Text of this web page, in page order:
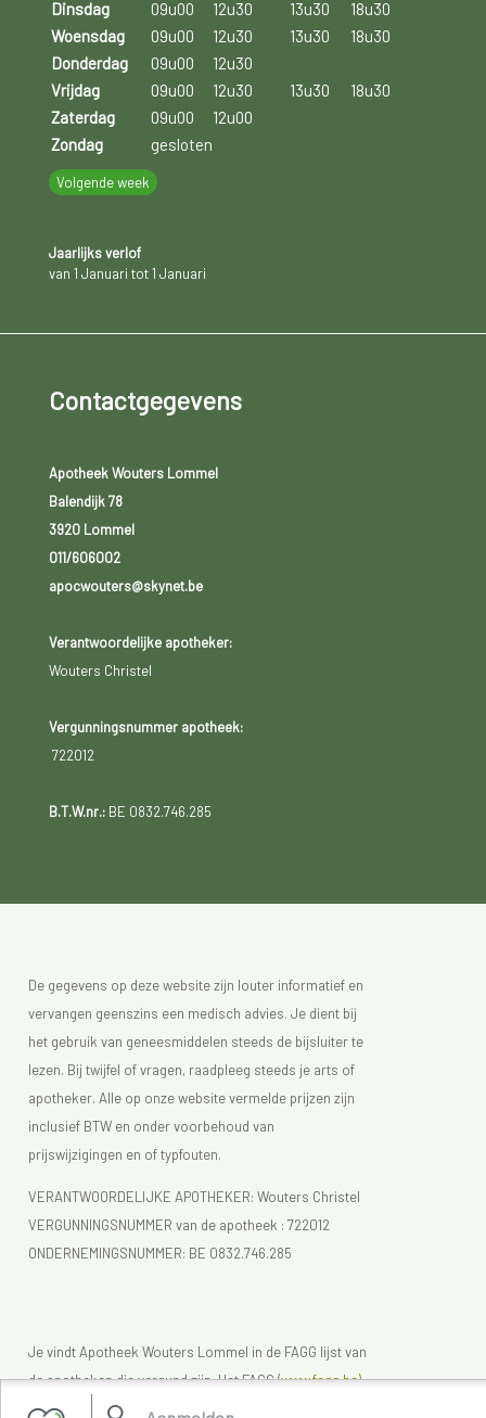
Dinsdag
09u00 12u30 13u30
18u30
Woensdag
09u00 12u30 13u30
18u30
Donderdag
09u00
12u30
Vrijdag
09u00 12u30 13u30
18u30
Zaterdag
09u00
12u00
Zondag
gesloten
Volgende week
Jaarlijks verlof
van 1 Januari tot 1 Januari
Contactgegevens
Apotheek Wouters Lommel
Balendijk 78
3920 Lommel
011/606002
apocwouters@skynet.be
Verantwoordelijke apotheker:
Wouters Christel
Vergunningsnummer apotheek:
722012
B.T.W.nr.:BE 0832.746.285
De gegevens op deze website zijn louter informatief en
vervangen geenszins een medisch advies. Je dient bij
het gebruik van geneesmiddelen steeds de bijsluiter te
lezen. Bij twijfel of vragen, raadpleeg steeds je arts of
apotheker. Alle op onze website vermelde prijzen zijn
inclusief BTW en onder voorbehoud van
prijswijzigingen en of typfouten.
VERANTWOORDELIJKE APOTHEKER: Wouters Christel
VERGUNNINGSNUMMER van de apotheek : 722012
ONDERNEMINGSNUMMER: BE 0832.746.285
Je vindt Apotheek Wouters Lommel in de FAGG lijst van
de apotheken die vergund zijn. Het FAGG (www.fagg.be)
controleert de wettelikheid van de Belgische (online)